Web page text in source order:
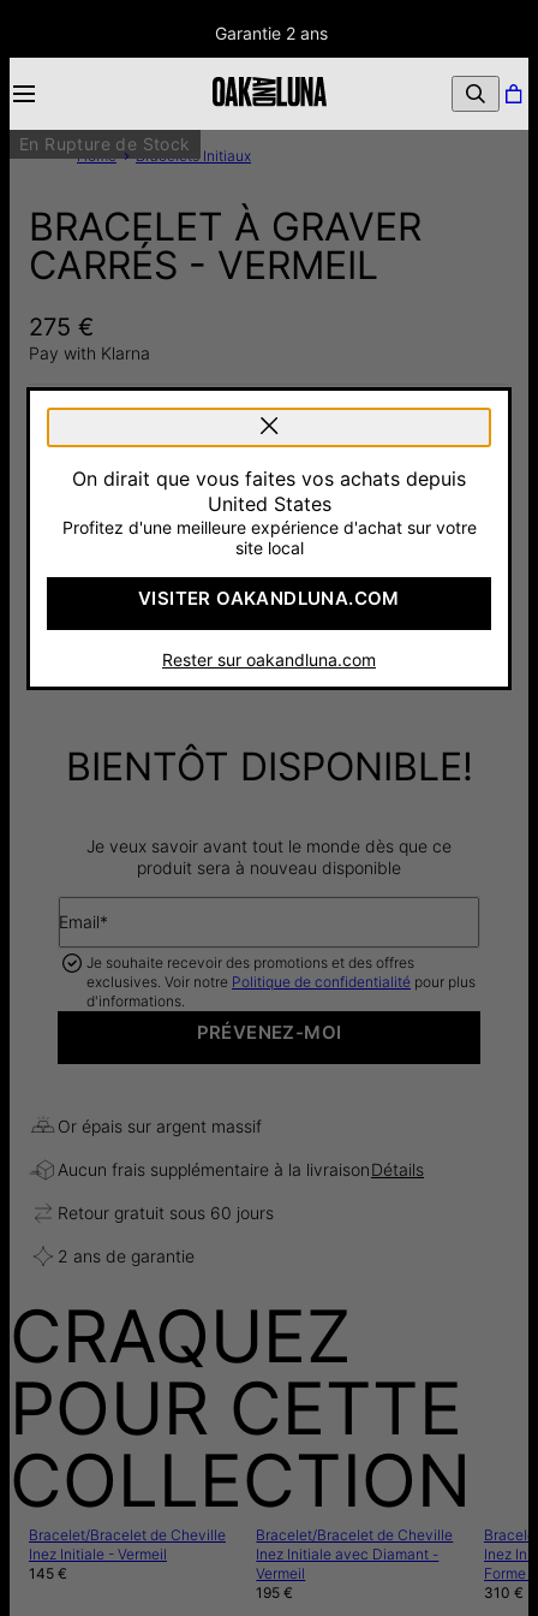
Garantie 2 ans
En Rupture de Stock
Home Bracelets Initiaux
BRACELET À GRAVER
CARRÉS - VERMEIL
275 €
Pay with Klarna
220 €
18cts
275 €
BIENTÔT DISPONIBLE!
Je veux savoir avant tout le monde dès que ce
produit sera à nouveau disponible
Email*
Je souhaite recevoir des promotions et des offres
exclusives. Voir notre Politique de confidentialité pour plus
d'informations.
PRÉVENEZ-MOI
Or épais sur argent massif
Aucun frais supplémentaire à la livraisonDétails
Retour gratuit sous 60 jours
2 ans de garantie
CRAQUEZ
POUR CETTE
COLLECTION
Bracelet/Bracelet de Cheville
Inez Initiale - Vermeil
145 €
Bracelet/Bracelet de Cheville
Inez Initiale avec Diamant -
Vermeil
195 €
Inez
Forme
310 €
On dirait que vous faites vos achats depuis
United States
Profitez d'une meilleure expérience d'achat sur votre
site local
VISITER OAKANDLUNA.COM
Rester sur oakandluna.com